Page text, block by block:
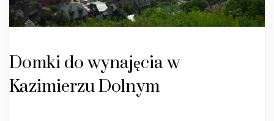
Domki do wynajęcia w
Kazimierzu Dolnym